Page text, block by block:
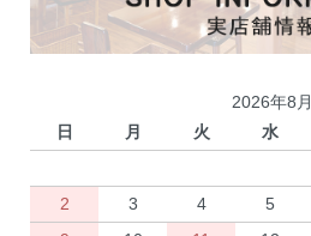
2026年8月
日
月 火 水
2
3 4 5